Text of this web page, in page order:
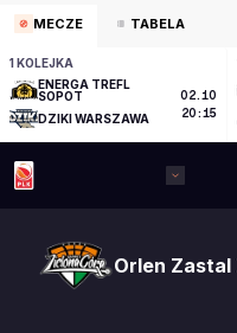
MECZE TABELA
1 KOLEJKA
ENERGA TREFL
SOPOT
DZIKI WARSZAWA
02.10
20:15
Orlen Zastal